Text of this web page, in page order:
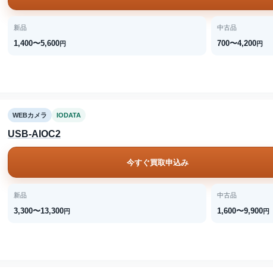
新品
1,400〜5,600円
中古品
700〜4,200円
WEBカメラ IODATA
USB-AIOC2
今すぐ買取申込み
新品
3,300〜13,300円
中古品
1,600〜9,900円